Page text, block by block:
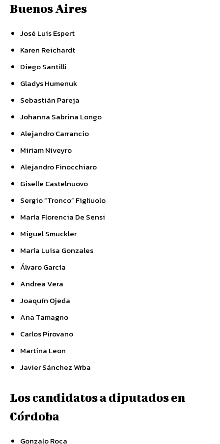
Buenos Aires
José Luis Espert
Karen Reichardt
Diego Santilli
Gladys Humenuk
Sebastián Pareja
Johanna Sabrina Longo
Alejandro Carrancio
Miriam Niveyro
Alejandro Finocchiaro
Giselle Castelnuovo
Sergio “Tronco” Figliuolo
María Florencia De Sensi
Miguel Smuckler
María Luisa Gonzales
Álvaro García
Andrea Vera
Joaquín Ojeda
Ana Tamagno
Carlos Pirovano
Martina Leon
Javier Sánchez Wrba
Los candidatos a diputados en
Córdoba
Gonzalo Roca